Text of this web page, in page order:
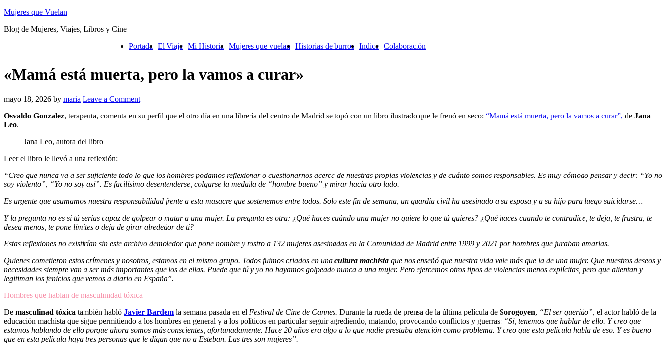
Mujeres que Vuelan
Blog de Mujeres, Viajes, Libros y Cine
Portada
El Viaje Mi Historia Mujeres que vuelan Historias de burros Indice Colaboración
«Mamá está muerta, pero la vamos a curar»
mayo 18, 2026 by maria Leave a Comment
Osvaldo Gonzalez, terapeuta, comenta en su perfil que el otro día en una librería del centro de Madrid se topó con un libro ilustrado que le frenó en seco: “Mamá está muerta, pero la vamos a curar”, de Jana
Leo.
Jana Leo, autora del libro
Leer el libro le llevó a una reflexión:
“Creo que nunca va a ser suficiente todo lo que los hombres podamos reflexionar o cuestionarnos acerca de nuestras propias violencias y de cuánto somos responsables. Es muy cómodo pensar y decir: “Yo no
soy violento”, “Yo no soy así”. Es facilísimo desentenderse, colgarse la medalla de “hombre bueno” y mirar hacia otro lado.
Es urgente que asumamos nuestra responsabilidad frente a esta masacre que sostenemos entre todos. Solo este fin de semana, un guardia civil ha asesinado a su esposa y a su hijo para luego suicidarse…
Y la pregunta no es si tú serías capaz de golpear o matar a una mujer. La pregunta es otra: ¿Qué haces cuándo una mujer no quiere lo que tú quieres? ¿Qué haces cuando te contradice, te deja, te frustra, te
desea menos, te pone límites o deja de girar alrededor de ti?
Estas reflexiones no existirían sin este archivo demoledor que pone nombre y rostro a 132 mujeres asesinadas en la Comunidad de Madrid entre 1999 y 2021 por hombres que juraban amarlas.
Quienes cometieron estos crímenes y nosotros, estamos en el mismo grupo. Todos fuimos criados en una cultura machista que nos enseñó que nuestra vida vale más que la de una mujer. Que nuestros deseos y
necesidades siempre van a ser más importantes que los de ellas. Puede que tú y yo no hayamos golpeado nunca a una mujer. Pero ejercemos otros tipos de violencias menos explícitas, pero que alientan y
legitiman los fenicios que vemos a diario en España”.
Hombres que hablan de masculinidad tóxica
De masculinad tóxica también habló Javier Bardem la semana pasada en el Festival de Cine de Cannes. Durante la rueda de prensa de la última película de Sorogoyen, “El ser querido”, el actor habló de la
educación machista que sigue permitiendo a los hombres en general y a los políticos en particular seguir agrediendo, matando, provocando conflictos y guerras: “Sí, tenemos que hablar de ello. Y creo que
estamos hablando de ello porque ahora somos más conscientes, afortunadamente. Hace 20 años era algo a lo que nadie prestaba atención como problema. Y creo que esta película habla de eso. Y es bueno
que en esta película haya tres personas que le digan que no a Esteban. Las tres son mujeres”.